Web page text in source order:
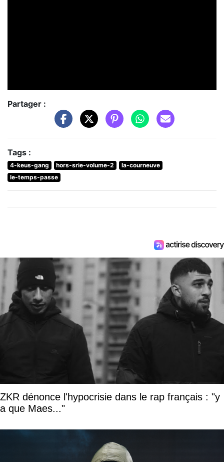
Partager :
Tags :
4-keus-gang hors-srie-volume-2
la-courneuve
le-temps-passe
ZKR dénonce l'hypocrisie dans le rap français : "y
a que Maes..."